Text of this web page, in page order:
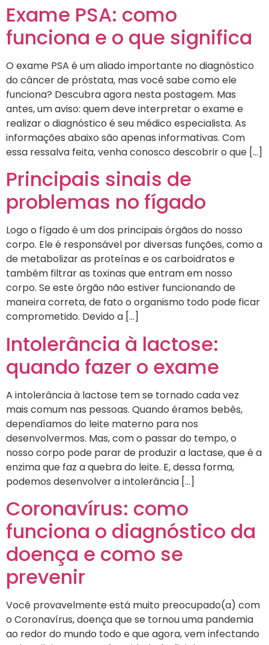
Exame PSA: como
funciona e o que significa
O exame PSA é um aliado importante no diagnóstico
do câncer de próstata, mas você sabe como ele
funciona? Descubra agora nesta postagem. Mas
antes, um aviso: quem deve interpretar o exame e
realizar o diagnóstico é seu médico especialista. As
informações abaixo são apenas informativas. Com
essa ressalva feita, venha conosco descobrir o que […]
Principais sinais de
problemas no fígado
Logo o fígado é um dos principais órgãos do nosso
corpo. Ele é responsável por diversas funções, como a
de metabolizar as proteínas e os carboidratos e
também filtrar as toxinas que entram em nosso
corpo. Se este órgão não estiver funcionando de
maneira correta, de fato o organismo todo pode ficar
comprometido. Devido a […]
Intolerância à lactose:
quando fazer o exame
A intolerância à lactose tem se tornado cada vez
mais comum nas pessoas. Quando éramos bebês,
dependíamos do leite materno para nos
desenvolvermos. Mas, com o passar do tempo, o
nosso corpo pode parar de produzir a lactase, que é a
enzima que faz a quebra do leite. E, dessa forma,
podemos desenvolver a intolerância […]
Coronavírus: como
funciona o diagnóstico da
doença e como se
prevenir
Você provavelmente está muito preocupado(a) com
o Coronavírus, doença que se tornou uma pandemia
ao redor do mundo todo e que agora, vem infectando